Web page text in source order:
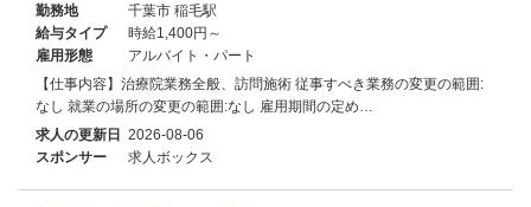
勤務地
千葉市 稲毛駅
給与タイプ
時給1,400円～
雇用形態
アルバイト・パート
【仕事内容】治療院業務全般、訪問施術 従事すべき業務の変更の範囲:
なし 就業の場所の変更の範囲:なし 雇用期間の定め…
求人の更新日 2026-08-06
スポンサー
求人ボックス